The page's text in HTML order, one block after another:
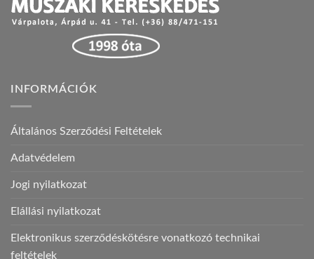
INFORMÁCIÓK
Általános Szerződési Feltételek
Adatvédelem
Jogi nyilatkozat
Elállási nyilatkozat
Elektronikus szerződéskötésre vonatkozó technikai
feltételek